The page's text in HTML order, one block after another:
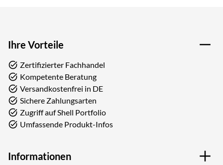
Ihre Vorteile
Zertifizierter Fachhandel
Kompetente Beratung
Versandkostenfrei in DE
Sichere Zahlungsarten
Zugriff auf Shell Portfolio
Umfassende Produkt-Infos
Informationen